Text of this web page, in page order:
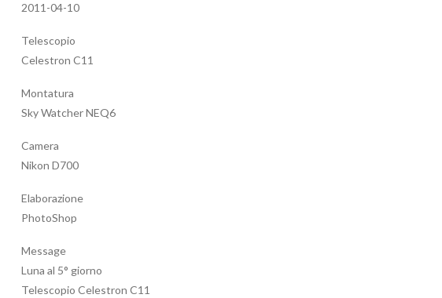
2011-04-10
Telescopio
Celestron C11
Montatura
Sky Watcher NEQ6
Camera
Nikon D700
Elaborazione
PhotoShop
Message
Luna al 5° giorno
Telescopio Celestron C11